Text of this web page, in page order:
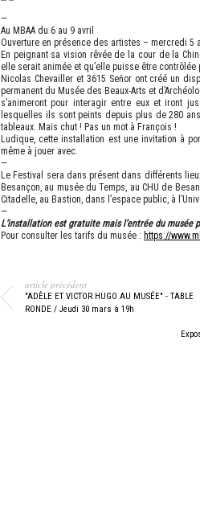
—
Au MBAA du 6 au 9 avril
Ouverture en présence des artistes – mercredi 5
En peignant sa vision rêvée de la cour de la
elle serait animée et qu’elle puisse être contrôlée
Nicolas Chevailler et 3615 Seňor ont créé un
permanent du Musée des Beaux-Arts et
s’animeront pour interagir entre eux et iront
lesquelles ils sont peints depuis plus de 280
tableaux. Mais chut ! Pas un mot à François !
Ludique, cette installation est une invitation à
même à jouer avec.
—
Le Festival sera dans présent dans différents
Besançon, au musée du Temps, au CHU de
Citadelle, au Bastion, dans l’espace public, à
—
L’installation est gratuite mais l’entrée du musée
Pour consulter les tarifs du musée : https://
article précédent
"ADÈLE ET VICTOR HUGO AU MUSÉE" - TABLE
RONDE / Jeudi 30 mars à 19h